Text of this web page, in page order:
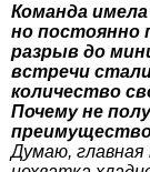
Команда
но постоянно
разрыв до
встречи
количество
Почему не
преимущество
Думаю, главная